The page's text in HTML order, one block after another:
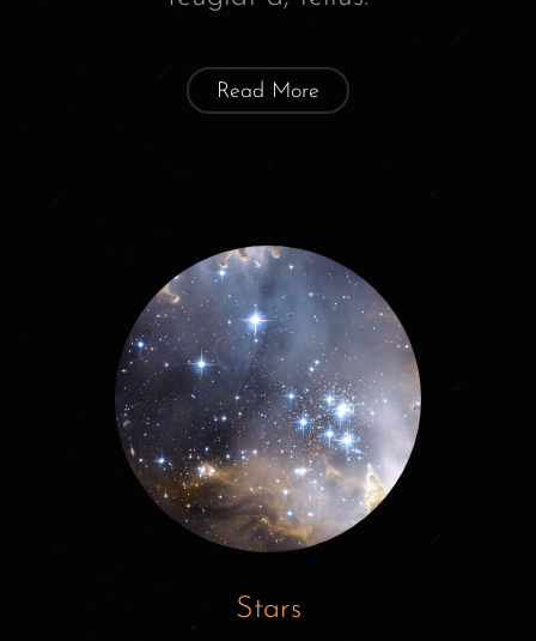
Read More
Stars